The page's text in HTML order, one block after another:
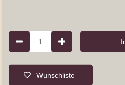
1
Wunschliste